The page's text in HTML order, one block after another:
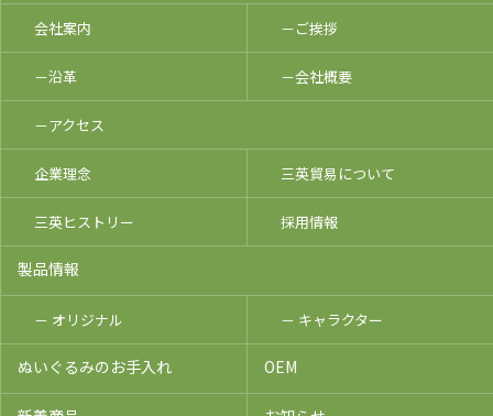
会社案内 －ご挨拶
－沿革 －会社概要
－アクセス
企業理念 三英貿易について
三英ヒストリー 採用情報
製品情報
－ オリジナル － キャラクター
ぬいぐるみのお手入れ OEM